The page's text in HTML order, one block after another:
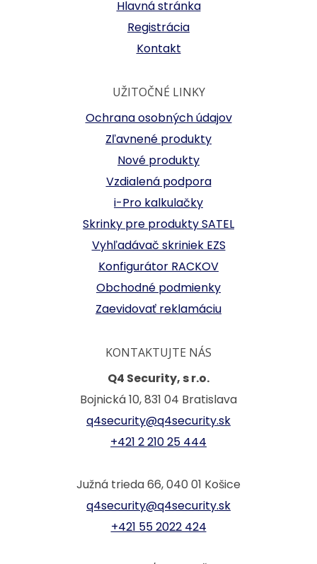
Hlavná stránka
Registrácia
Kontakt
UŽITOČNÉ LINKY
Ochrana osobných údajov
Zľavnené produkty
Nové produkty
Vzdialená podpora
i-Pro kalkulačky
Skrinky pre produkty SATEL
Vyhľadávač skriniek EZS
Konfigurátor RACKOV
Obchodné podmienky
Zaevidovať reklamáciu
KONTAKTUJTE NÁS
Q4 Security, s r.o.
Bojnická 10, 831 04 Bratislava
q4security@q4security.sk
+421 2 210 25 444
Južná trieda 66, 040 01 Košice
q4security@q4security.sk
+421 55 2022 424